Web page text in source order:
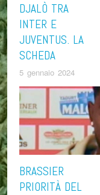
DJALÒ TRA
INTER E
JUVENTUS. LA
SCHEDA
5 gennaio 2024
BRASSIER
PRIORITÀ DEL